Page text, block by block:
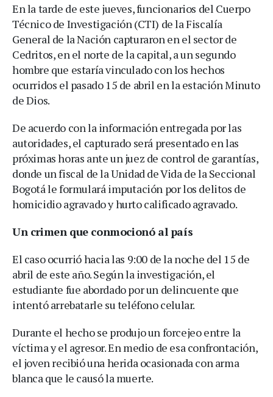
En la tarde de este jueves, funcionarios del Cuerpo
Técnico de Investigación (CTI) de la Fiscalía
General de la Nación capturaron en el sector de
Cedritos, en el norte de la capital, a un segundo
hombre que estaría vinculado con los hechos
ocurridos el pasado 15 de abril en la estación Minuto
de Dios.
De acuerdo con la información entregada por las
autoridades, el capturado será presentado en las
próximas horas ante un juez de control de garantías,
donde un fiscal de la Unidad de Vida de la Seccional
Bogotá le formulará imputación por los delitos de
homicidio agravado y hurto calificado agravado.
Un crimen que conmocionó al país
El caso ocurrió hacia las 9:00 de la noche del 15 de
abril de este año. Según la investigación, el
estudiante fue abordado por un delincuente que
intentó arrebatarle su teléfono celular.
Durante el hecho se produjo un forcejeo entre la
víctima y el agresor. En medio de esa confrontación,
el joven recibió una herida ocasionada con arma
blanca que le causó la muerte.